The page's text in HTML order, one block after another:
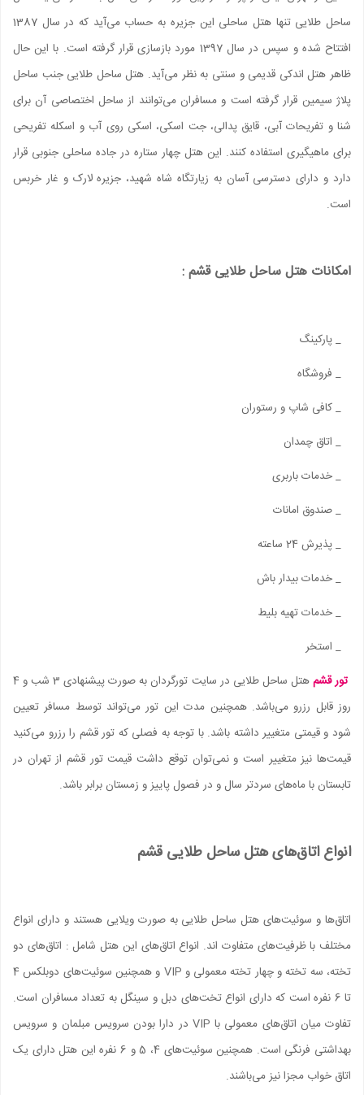
ساحل طلایی تنها هتل ساحلی این جزیره به حساب می‌آید که در سال 1387
افتتاح شده و سپس در سال 1397 مورد بازسازی قرار گرفته است. با این حال
ظاهر هتل اندکی قدیمی و سنتی به نظر می‌آید. هتل ساحل طلایی جنب ساحل
پلاژ سیمین قرار گرفته است و مسافران می‌توانند از ساحل اختصاصی آن برای
شنا و تفريحات آبی، قایق پدالی، جت اسکی، اسکی روی آب و اسکله تفریحی
برای ماهیگیری استفاده کنند. این هتل چهار ستاره در جاده ساحلی جنوبی قرار
دارد و دارای دسترسی آسان به زیارتگاه شاه شهید، جزیره لارک و غار خربس
است.
امکانات هتل ساحل طلایی قشم :
_ پارکینگ
_ فروشگاه
_ کافی شاپ و رستوران
_ اتاق چمدان
_ خدمات باربری
_ صندوق امانات
_ پذیرش 24 ساعته
_ خدمات بیدار باش
_ خدمات تهیه بلیط
_ استخر
تور قشم
هتل ساحل طلایی در سایت تورگردان به صورت پیشنهادی 3 شب و 4
روز قابل رزرو می‌باشد. همچنین مدت این تور می‌تواند توسط مسافر تعیین
شود و قیمتی متغییر داشته باشد. با توجه به فصلی که تور قشم را رزرو می‌کنید
قیمت‌ها نیز متغییر است و نمی‌توان توقع داشت قیمت تور قشم از تهران در
تابستان با ماه‌های سردتر سال و در فصول پاییز و زمستان برابر باشد.
انواع اتاق‌های هتل ساحل طلایی قشم
اتاق‌ها و سوئیت‌های هتل ساحل طلایی به صورت ویلایی هستند و دارای انواع
مختلف با ظرفیت‌های متفاوت اند. انواع اتاق‌های این هتل شامل : اتاق‌های دو
تخته، سه تخته و چهار تخته معمولی و VIP
و همچنین سوئیت‌های دوبلکس 4
تا 6 نفره است که دارای انواع تخت‌های دبل و سینگل به تعداد مسافران است.
تفاوت میان اتاق‌های معمولی با VIP در دارا بودن سرویس مبلمان و سرویس
بهداشتی فرنگی است. همچنین سوئیت‌های 4، 5 و 6 نفره این هتل دارای یک
اتاق خواب مجزا نیز می‌باشند.